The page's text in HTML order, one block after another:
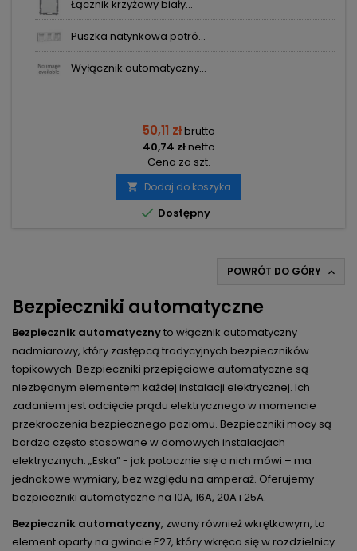
Łącznik krzyżowy biały...
Puszka natynkowa potró...
Wyłącznik automatyczny...
50,11 złbrutto
40,74 złnetto
Cena za szt.
 Dodaj do koszyka
 Dostępny
POWRÓT DO GÓRY 
Bezpieczniki automatyczne
Bezpiecznik automatycznyto włącznik automatyczny
nadmiarowy, który zastępcą tradycyjnych bezpieczników
topikowych. Bezpieczniki przepięciowe automatyczne są
niezbędnym elementem każdej instalacji elektrycznej. Ich
zadaniem jest odcięcie prądu elektrycznego w momencie
przekroczenia bezpiecznego poziomu. Bezpieczniki mocy są
bardzo często stosowane w domowych instalacjach
elektrycznych. „Eska” - jak potocznie się o nich mówi – ma
jednakowe wymiary, bez względu na amperaż. Oferujemy
bezpieczniki automatyczne na 10A, 16A, 20A i 25A.
Bezpiecznik automatyczny, zwany również wkrętkowym, to
element oparty na gwincie E27, który wkręca się w rozdzielnicy